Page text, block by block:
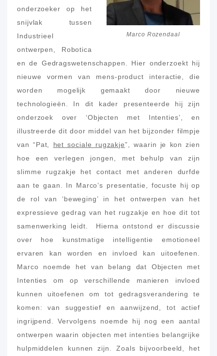
Marco Rozendaal
onderzoeker op het
snijvlak tussen
Industrieel
ontwerpen, Robotica
en de Gedragswetenschappen. Hier onderzoekt hij
nieuwe vormen van mens-product interactie, die
worden mogelijk gemaakt door nieuwe
technologieën. In dit kader presenteerde hij zijn
onderzoek over ‘Objecten met Intenties’, en
illustreerde dit door middel van het bijzonder filmpje
van “Pat, het sociale rugzakje”, waarin je kon zien
hoe een verlegen jongen, met behulp van zijn
slimme rugzakje het contact met anderen durfde
aan te gaan. In Marco’s presentatie, focuste hij op
de rol van ‘beweging’ in het ontwerpen van het
expressieve gedrag van het rugzakje en hoe dit tot
samenwerking leidt. Hierna ontstond er discussie
over hoe kunstmatige intelligentie emotioneel
ervaren kan worden en invloed kan uitoefenen.
Marco noemde het van belang dat Objecten met
Intenties om op verschillende manieren invloed
kunnen uitoefenen om tot gedragsverandering te
komen: van suggestief en aanwijzend, tot actief
ingrijpend. Vervolgens noemde hij nog een aantal
ontwerpen waarin objecten met intenties belangrijke
hulpmiddelen kunnen zijn. Zoals bijvoorbeeld, het